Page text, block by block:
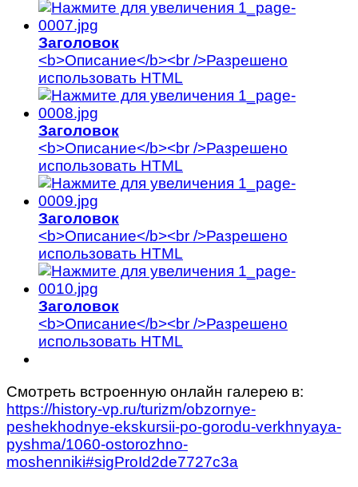
Заголовок
<b>Описание</b><br />Разрешено
использовать HTML
Заголовок
<b>Описание</b><br />Разрешено
использовать HTML
Заголовок
<b>Описание</b><br />Разрешено
использовать HTML
Заголовок
<b>Описание</b><br />Разрешено
использовать HTML
Смотреть встроенную онлайн галерею в:
https://history-vp.ru/turizm/obzornye-
peshekhodnye-ekskursii-po-gorodu-verkhnyaya-
pyshma/1060-ostorozhno-
moshenniki#sigProId2de7727c3a